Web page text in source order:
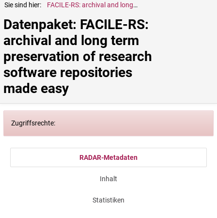
Sie sind hier: FACILE-RS: archival and long term preservation of research software repositories made easy
Datenpaket: FACILE-RS:
archival and long term
preservation of research
software repositories
made easy
Zugriffsrechte:
RADAR-Metadaten
Inhalt
Statistiken